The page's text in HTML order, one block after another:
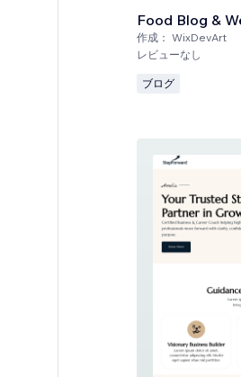
Food Blog &
作成： WixDevArt
レビューなし
ブログ